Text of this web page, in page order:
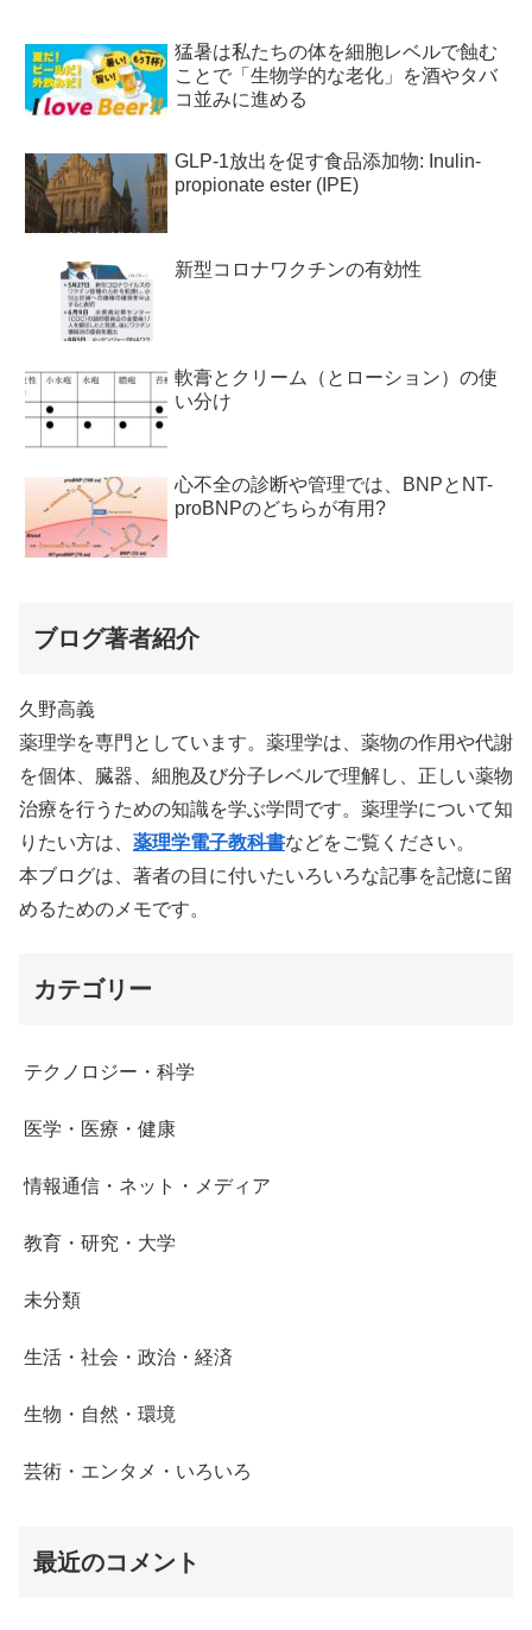
猛暑は私たちの体を細胞レベルで蝕む
ことで「生物学的な老化」を酒やタバ
コ並みに進める
GLP-1放出を促す食品添加物: Inulin-
propionate ester (IPE)
新型コロナワクチンの有効性
軟膏とクリーム（とローション）の使
い分け
心不全の診断や管理では、BNPとNT-
proBNPのどちらが有用?
ブログ著者紹介
久野高義
薬理学を専門としています。薬理学は、薬物の作用や代謝
を個体、臓器、細胞及び分子レベルで理解し、正しい薬物
治療を行うための知識を学ぶ学問です。薬理学について知
りたい方は、 薬理学電子教科書などをご覧ください。
本ブログは、著者の目に付いたいろいろな記事を記憶に留
めるためのメモです。
カテゴリー
テクノロジー・科学
医学・医療・健康
情報通信・ネット・メディア
教育・研究・大学
未分類
生活・社会・政治・経済
生物・自然・環境
芸術・エンタメ・いろいろ
最近のコメント